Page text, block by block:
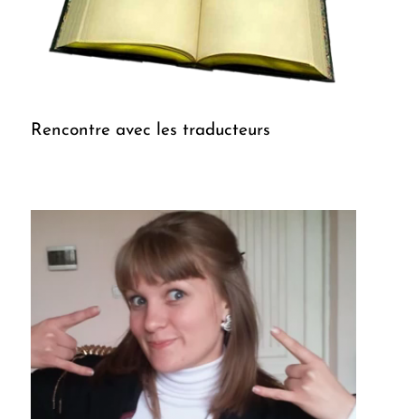
Rencontre avec les traducteurs